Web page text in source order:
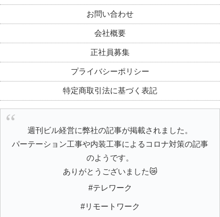
お問い合わせ
会社概要
正社員募集
プライバシーポリシー
特定商取引法に基づく表記
週刊ビル経営に弊社の記事が掲載されました。
パーテーション工事や内装工事によるコロナ対策の記事
のようです。
ありがとうございました😿
#テレワーク
#リモートワーク